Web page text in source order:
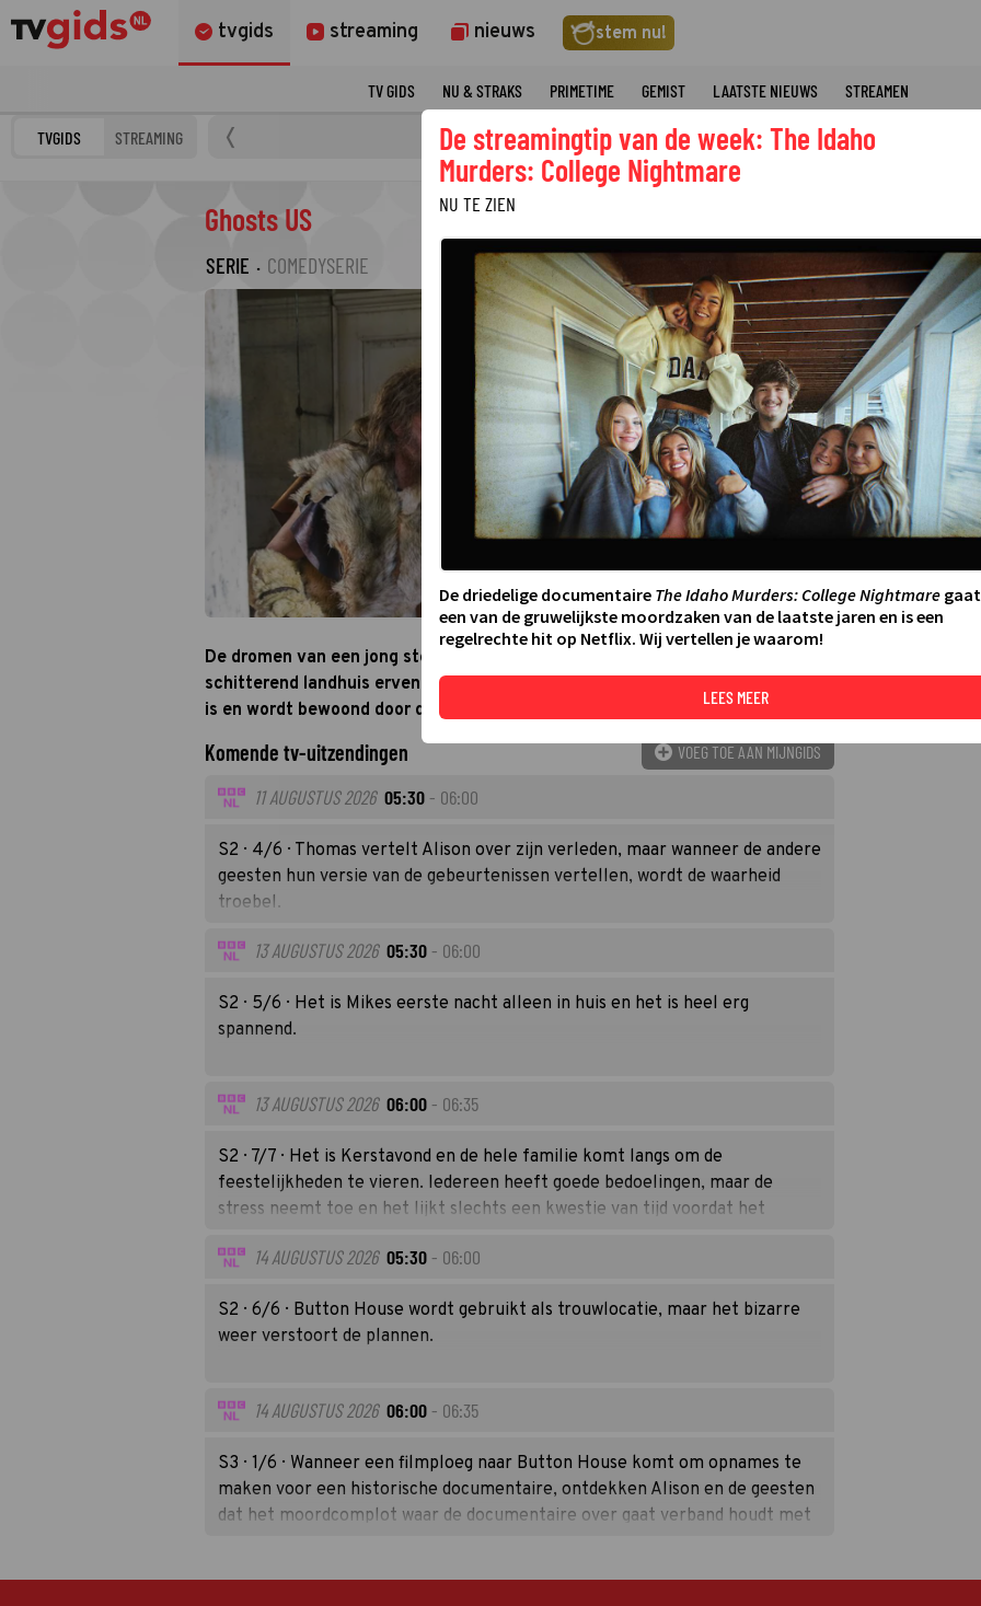
tvgids streaming nieuws stem nu!
TV GIDS NU & STRAKS PRIMETIME GEMIST LAATSTE NIEUWS STREAMEN
TVGIDS STREAMING
Ghosts US
SERIE · COMEDYSERIE
De dromen van een jong stel worden werkelijkheid, wanneer ze een
schitterend landhuis erven. Ze komen erachter dat het praktisch een bouwval
is en wordt bewoond door de overleden vorige bewoners.
Komende tv-uitzendingen VOEG TOE AAN MIJNGIDS
11 AUGUSTUS 2026 05:30 - 06:00
S2 · 4/6 · Thomas vertelt Alison over zijn verleden, maar wanneer de andere
geesten hun versie van de gebeurtenissen vertellen, wordt de waarheid
troebel.
13 AUGUSTUS 2026 05:30 - 06:00
S2 · 5/6 · Het is Mikes eerste nacht alleen in huis en het is heel erg
spannend.
13 AUGUSTUS 2026 06:00 - 06:35
S2 · 7/7 · Het is Kerstavond en de hele familie komt langs om de
feestelijkheden te vieren. Iedereen heeft goede bedoelingen, maar de
stress neemt toe en het lijkt slechts een kwestie van tijd voordat het
14 AUGUSTUS 2026 05:30 - 06:00
S2 · 6/6 · Button House wordt gebruikt als trouwlocatie, maar het bizarre
weer verstoort de plannen.
14 AUGUSTUS 2026 06:00 - 06:35
S3 · 1/6 · Wanneer een filmploeg naar Button House komt om opnames te
maken voor een historische documentaire, ontdekken Alison en de geesten
dat het moordcomplot waar de documentaire over gaat verband houdt met
Over deze
GENRE
CAST
ONDERTITELING
De streamingtip van de week: The Idaho
Murders: College Nightmare
NU TE ZIEN
De driedelige documentaire The Idaho Murders: College Nightmaregaat
een van de gruwelijkste moordzaken van de laatste jaren en is een
regelrechte hit op Netflix. Wij vertellen je waarom!
LEES MEER